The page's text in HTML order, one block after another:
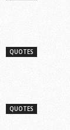
QUOTES
QUOTES